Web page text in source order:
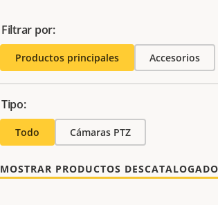
Filtrar por:
Productos principales Accesorios
Tipo:
Todo Cámaras PTZ
MOSTRAR PRODUCTOS